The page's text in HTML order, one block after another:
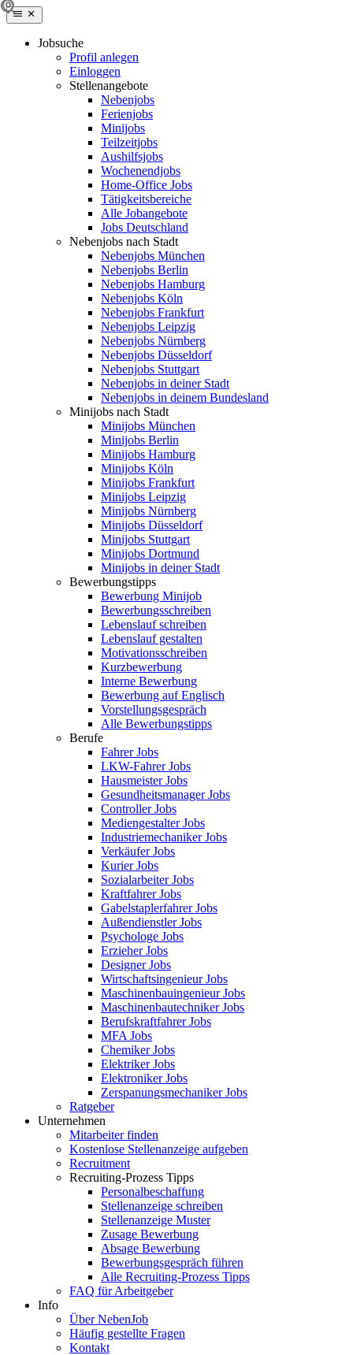
Jobsuche
Profil anlegen
Einloggen
Stellenangebote
Nebenjobs
Ferienjobs
Minijobs
Teilzeitjobs
Aushilfsjobs
Wochenendjobs
Home-Office Jobs
Tätigkeitsbereiche
Alle Jobangebote
Jobs Deutschland
Nebenjobs nach Stadt
Nebenjobs München
Nebenjobs Berlin
Nebenjobs Hamburg
Nebenjobs Köln
Nebenjobs Frankfurt
Nebenjobs Leipzig
Nebenjobs Nürnberg
Nebenjobs Düsseldorf
Nebenjobs Stuttgart
Nebenjobs in deiner Stadt
Nebenjobs in deinem Bundesland
Minijobs nach Stadt
Minijobs München
Minijobs Berlin
Minijobs Hamburg
Minijobs Köln
Minijobs Frankfurt
Minijobs Leipzig
Minijobs Nürnberg
Minijobs Düsseldorf
Minijobs Stuttgart
Minijobs Dortmund
Minijobs in deiner Stadt
Bewerbungstipps
Bewerbung Minijob
Bewerbungsschreiben
Lebenslauf schreiben
Lebenslauf gestalten
Motivationsschreiben
Kurzbewerbung
Interne Bewerbung
Bewerbung auf Englisch
Vorstellungsgespräch
Alle Bewerbungstipps
Berufe
Fahrer Jobs
LKW-Fahrer Jobs
Hausmeister Jobs
Gesundheitsmanager Jobs
Controller Jobs
Mediengestalter Jobs
Industriemechaniker Jobs
Verkäufer Jobs
Kurier Jobs
Sozialarbeiter Jobs
Kraftfahrer Jobs
Gabelstaplerfahrer Jobs
Außendienstler Jobs
Psychologe Jobs
Erzieher Jobs
Designer Jobs
Wirtschaftsingenieur Jobs
Maschinenbauingenieur Jobs
Maschinenbautechniker Jobs
Berufskraftfahrer Jobs
MFA Jobs
Chemiker Jobs
Elektriker Jobs
Elektroniker Jobs
Zerspanungsmechaniker Jobs
Ratgeber
Unternehmen
Mitarbeiter finden
Kostenlose Stellenanzeige aufgeben
Recruitment
Recruiting-Prozess Tipps
Personalbeschaffung
Stellenanzeige schreiben
Stellenanzeige Muster
Zusage Bewerbung
Absage Bewerbung
Bewerbungsgespräch führen
Alle Recruiting-Prozess Tipps
FAQ für Arbeitgeber
Info
Über NebenJob
Häufig gestellte Fragen
Kontakt